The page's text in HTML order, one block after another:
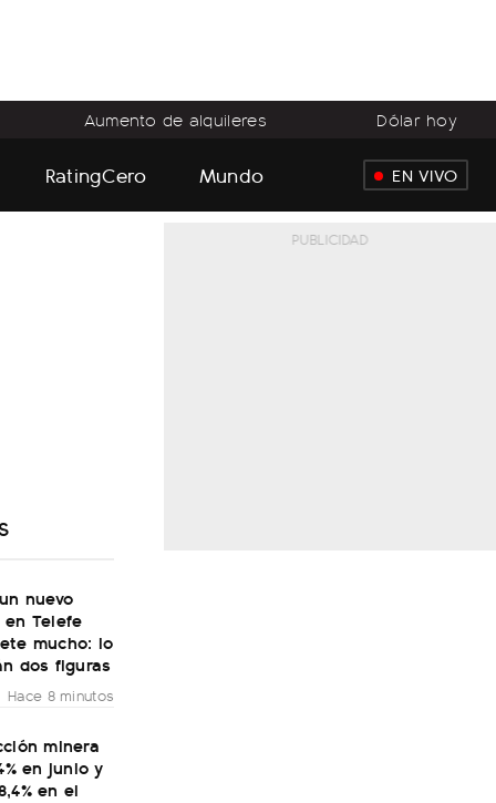
Aumento de alquileres Dólar hoy
RatingCero Mundo EN VIVO
nuevo
Telefe
mucho: lo
dos figuras
Hace 8 minutos
minera
en junio y
en el